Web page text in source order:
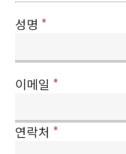
성명*
이메일*
연락처*